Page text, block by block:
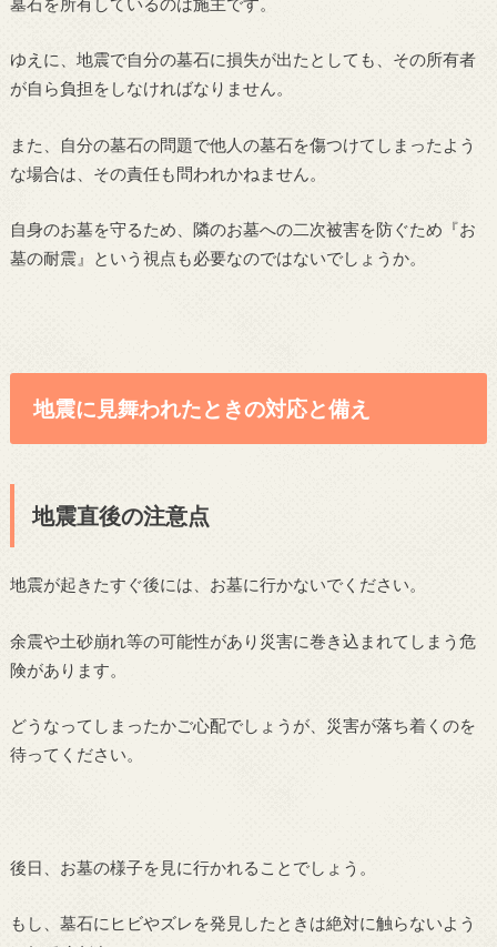
ゆえに、地震で自分の墓石に損失が出たとしても、その所有者
が自ら負担をしなければなりません。
また、自分の墓石の問題で他人の墓石を傷つけてしまったよう
な場合は、その責任も問われかねません。
自身のお墓を守るため、隣のお墓への二次被害を防ぐため『お
墓の耐震』という視点も必要なのではないでしょうか。
地震に見舞われたときの対応と備え
地震直後の注意点
地震が起きたすぐ後には、お墓に行かないでください。
余震や土砂崩れ等の可能性があり災害に巻き込まれてしまう危
険があります。
どうなってしまったかご心配でしょうが、災害が落ち着くのを
待ってください。
後日、お墓の様子を見に行かれることでしょう。
もし、墓石にヒビやズレを発見したときは絶対に触らないよう